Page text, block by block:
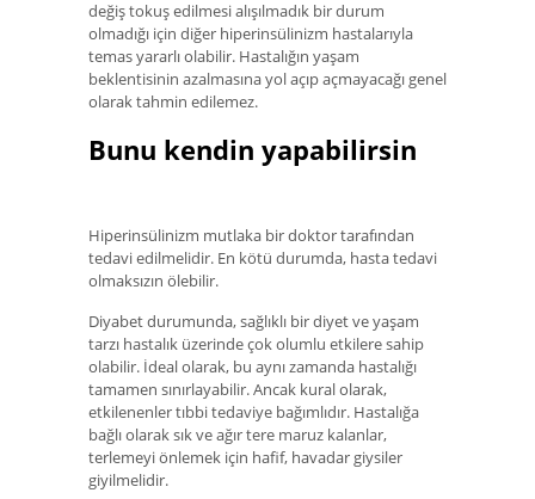
değiş tokuş edilmesi alışılmadık bir durum
olmadığı için diğer hiperinsülinizm hastalarıyla
temas yararlı olabilir. Hastalığın yaşam
beklentisinin azalmasına yol açıp açmayacağı genel
olarak tahmin edilemez.
Bunu kendin yapabilirsin
Hiperinsülinizm mutlaka bir doktor tarafından
tedavi edilmelidir. En kötü durumda, hasta tedavi
olmaksızın ölebilir.
Diyabet durumunda, sağlıklı bir diyet ve yaşam
tarzı hastalık üzerinde çok olumlu etkilere sahip
olabilir. İdeal olarak, bu aynı zamanda hastalığı
tamamen sınırlayabilir. Ancak kural olarak,
etkilenenler tıbbi tedaviye bağımlıdır. Hastalığa
bağlı olarak sık ve ağır tere maruz kalanlar,
terlemeyi önlemek için hafif, havadar giysiler
giyilmelidir.